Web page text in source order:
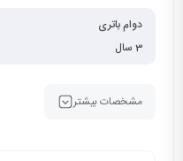
دوام باتری
3 سال
مشخصات بیشتر